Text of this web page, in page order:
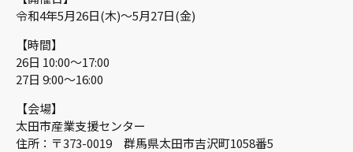
令和4年5月26日(木)～5月27日(金)
【時間】
26日 10:00～17:00
27日 9:00～16:00
【会場】
太田市産業支援センター
住所：〒373-0019 群馬県太田市吉沢町1058番5